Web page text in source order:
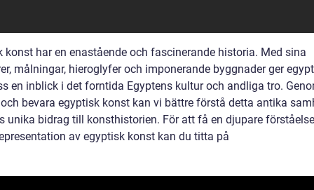
konst har en enastående och fascinerande historia. Med sina
målningar, hieroglyfer och imponerande byggnader ger
en inblick i det forntida Egyptens kultur och andliga tro.
bevara egyptisk konst kan vi bättre förstå detta antika
unika bidrag till konsthistorien. För att få en djupare
av egyptisk konst kan du titta på